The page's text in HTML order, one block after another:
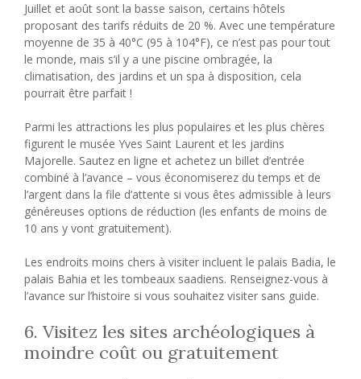
Juillet et août sont la basse saison, certains hôtels
proposant des tarifs réduits de 20 %. Avec une température
moyenne de 35 à 40°C (95 à 104°F), ce n’est pas pour tout
le monde, mais s’il y a une piscine ombragée, la
climatisation, des jardins et un spa à disposition, cela
pourrait être parfait !
Parmi les attractions les plus populaires et les plus chères
figurent le musée Yves Saint Laurent et les jardins
Majorelle. Sautez en ligne et achetez un billet d’entrée
combiné à l’avance – vous économiserez du temps et de
l’argent dans la file d’attente si vous êtes admissible à leurs
généreuses options de réduction (les enfants de moins de
10 ans y vont gratuitement).
Les endroits moins chers à visiter incluent le palais Badia, le
palais Bahia et les tombeaux saadiens. Renseignez-vous à
l’avance sur l’histoire si vous souhaitez visiter sans guide.
6. Visitez les sites archéologiques à
moindre coût ou gratuitement